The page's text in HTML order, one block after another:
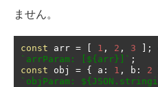
ません。
const arr = [ 1 , 2 , 3 ];
`arrParam: [${arr}]` ;
const obj = { a : 1 , b : 2
`objParam: